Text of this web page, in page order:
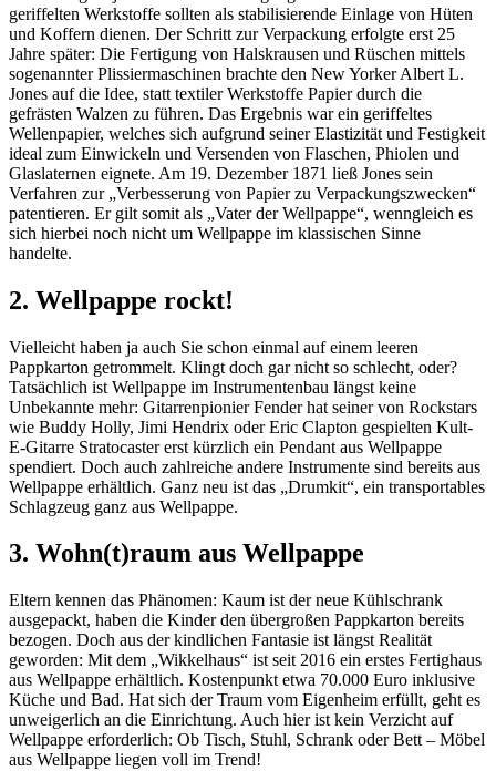
geriffelten Werkstoffe sollten als stabilisierende Einlage von Hüten
und Koffern dienen. Der Schritt zur Verpackung erfolgte erst 25
Jahre später: Die Fertigung von Halskrausen und Rüschen mittels
sogenannter Plissiermaschinen brachte den New Yorker Albert L.
Jones auf die Idee, statt textiler Werkstoffe Papier durch die
gefrästen Walzen zu führen. Das Ergebnis war ein geriffeltes
Wellenpapier, welches sich aufgrund seiner Elastizität und Festigkeit
ideal zum Einwickeln und Versenden von Flaschen, Phiolen und
Glaslaternen eignete. Am 19. Dezember 1871 ließ Jones sein
Verfahren zur „Verbesserung von Papier zu Verpackungszwecken“
patentieren. Er gilt somit als „Vater der Wellpappe“, wenngleich es
sich hierbei noch nicht um Wellpappe im klassischen Sinne
handelte.
2. Wellpappe rockt!
Vielleicht haben ja auch Sie schon einmal auf einem leeren
Pappkarton getrommelt. Klingt doch gar nicht so schlecht, oder?
Tatsächlich ist Wellpappe im Instrumentenbau längst keine
Unbekannte mehr: Gitarrenpionier Fender hat seiner von Rockstars
wie Buddy Holly, Jimi Hendrix oder Eric Clapton gespielten Kult-
E-Gitarre Stratocaster erst kürzlich ein Pendant aus Wellpappe
spendiert. Doch auch zahlreiche andere Instrumente sind bereits aus
Wellpappe erhältlich. Ganz neu ist das „Drumkit“, ein transportables
Schlagzeug ganz aus Wellpappe.
3. Wohn(t)raum aus Wellpappe
Eltern kennen das Phänomen: Kaum ist der neue Kühlschrank
ausgepackt, haben die Kinder den übergroßen Pappkarton bereits
bezogen. Doch aus der kindlichen Fantasie ist längst Realität
geworden: Mit dem „Wikkelhaus“ ist seit 2016 ein erstes Fertighaus
aus Wellpappe erhältlich. Kostenpunkt etwa 70.000 Euro inklusive
Küche und Bad. Hat sich der Traum vom Eigenheim erfüllt, geht es
unweigerlich an die Einrichtung. Auch hier ist kein Verzicht auf
Wellpappe erforderlich: Ob Tisch, Stuhl, Schrank oder Bett – Möbel
aus Wellpappe liegen voll im Trend!